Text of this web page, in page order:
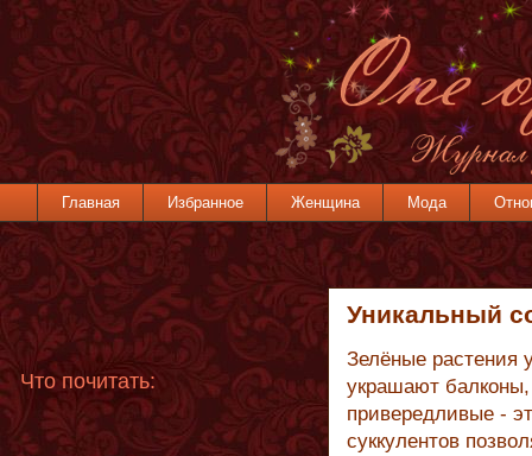
Главная Избранное Женщина Мода
Уникальный
Зелёные растения
украшают
привередливые -
суккулентов
Что почитать: